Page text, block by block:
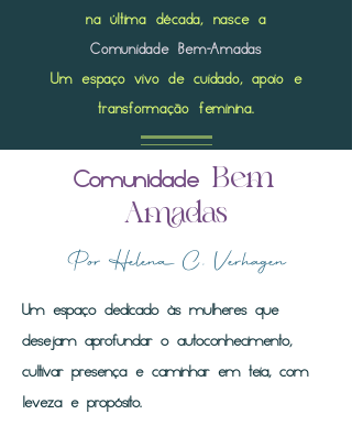
na última década, nasce a
Comunidade Bem-Amadas
Um espaço vivo de cuidado, apoio e
transformação feminina.
Comunidade Bem-
Amadas
Por Helena C. Verhagen
Um espaço dedicado às mulheres que
desejam aprofundar o autoconhecimento,
cultivar presença e caminhar em teia, com
leveza e propósito.